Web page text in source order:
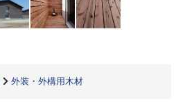
外装・外構用木材